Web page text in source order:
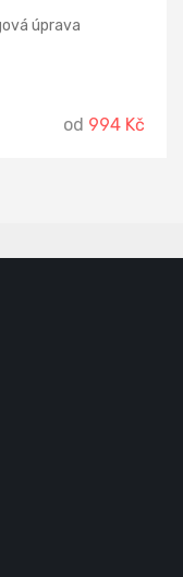
úprava
od 994 Kč